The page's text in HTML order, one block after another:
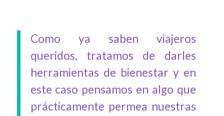
Como ya saben viajeros
queridos, tratamos de darles
herramientas de bienestar y en
este caso pensamos en algo que
prácticamente permea nuestras